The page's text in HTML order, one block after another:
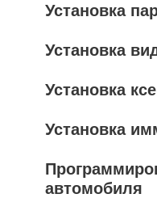
Установка
Установка
Установка
Установка
автомобиля